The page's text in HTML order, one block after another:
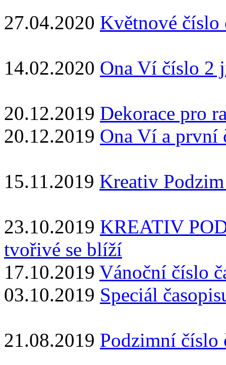
27.04.2020 Květnové číslo
14.02.2020 Ona Ví číslo 2
20.12.2019 Dekorace pro
20.12.2019 Ona Ví a první
15.11.2019 Kreativ
23.10.2019 KREATIV
tvořivé se blíží
17.10.2019 Vánoční číslo
03.10.2019 Speciál
21.08.2019 Podzimní číslo